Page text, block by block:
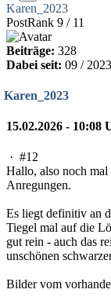
Karen_2023
PostRank 9 / 11
Beiträge: 328
Dabei seit: 09 / 2023
Karen_2023
15.02.2026 - 10:08
· #12
Hallo, also noch
Anregungen.
Es liegt definitiv an
Tiegel mal auf die
gut rein - auch das
unschönen
Bilder vom